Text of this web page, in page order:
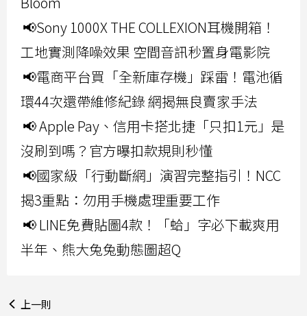
📢Sony 1000X THE COLLEXION耳機開箱！
工地實測降噪效果 空間音訊秒置身電影院
📢電商平台買「全新庫存機」踩雷！電池循
環44次還帶維修紀錄 網揭無良賣家手法
📢 Apple Pay、信用卡搭北捷「只扣1元」是
沒刷到嗎？官方曝扣款規則秒懂
📢國家級「行動斷網」演習完整指引！NCC
揭3重點：勿用手機處理重要工作
📢 LINE免費貼圖4款！「蛤」字必下載爽用
半年、熊大兔兔動態圖超Q
上一則